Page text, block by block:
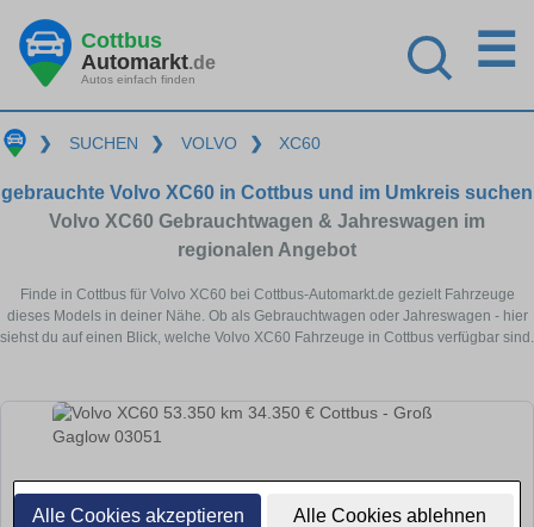
Alle Cookies akzeptieren Alle Cookies ablehnen
Cottbus
Automarkt.de
Autos einfach finden
☰
❯ SUCHEN ❯ VOLVO ❯ XC60
gebrauchte Volvo XC60 in Cottbus und im Umkreis suchen
Volvo XC60 Gebrauchtwagen & Jahreswagen im
regionalen Angebot
Finde in Cottbus für Volvo XC60 bei Cottbus-Automarkt.de gezielt Fahrzeuge
dieses Models in deiner Nähe. Ob als Gebrauchtwagen oder Jahreswagen - hier
siehst du auf einen Blick, welche Volvo XC60 Fahrzeuge in Cottbus verfügbar sind.